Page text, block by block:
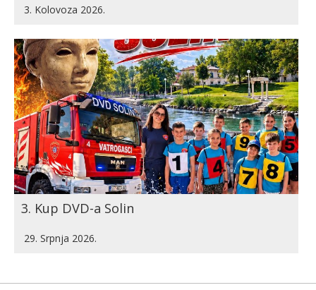
3. Kolovoza 2026.
3. Kup DVD-a Solin
29. Srpnja 2026.